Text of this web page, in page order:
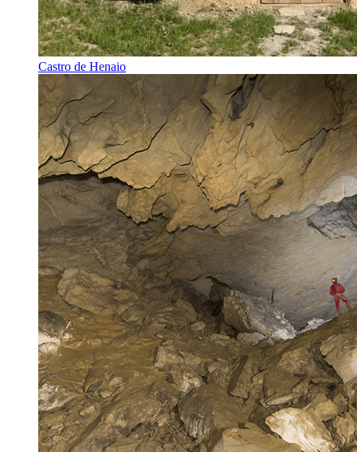
Castro de Henaio